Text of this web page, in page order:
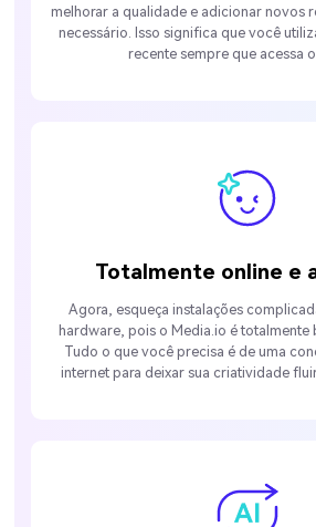
melhorar a qualidade e adicionar novos
necessário. Isso significa que você
recente sempre que acessa o
Totalmente online e
Agora, esqueça instalações
hardware, pois o Media.io é totalmente
Tudo o que você precisa é de uma
internet para deixar sua criatividade